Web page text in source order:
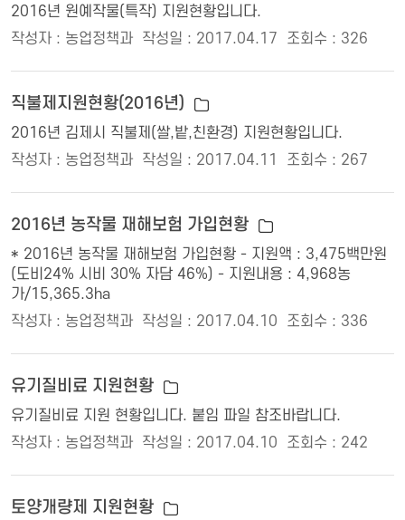
2016년 원예작물(특작) 지원현황입니다.
작성자 : 농업정책과
작성일 : 2017.04.17 조회수 : 326
직불제지원현황(2016년)
2016년 김제시 직불제(쌀,밭,친환경) 지원현황입니다.
작성자 : 농업정책과
작성일 : 2017.04.11 조회수 : 267
2016년 농작물 재해보험 가입현황
* 2016년 농작물 재해보험 가입현황 - 지원액 : 3,475백만원
(도비24% 시비 30% 자담 46%) - 지원내용 : 4,968농
가/15,365.3ha
작성자 : 농업정책과
작성일 : 2017.04.10 조회수 : 336
유기질비료 지원현황
유기질비료 지원 현황입니다. 붙임 파일 참조바랍니다.
작성자 : 농업정책과
작성일 : 2017.04.10 조회수 : 242
토양개량제 지원현황